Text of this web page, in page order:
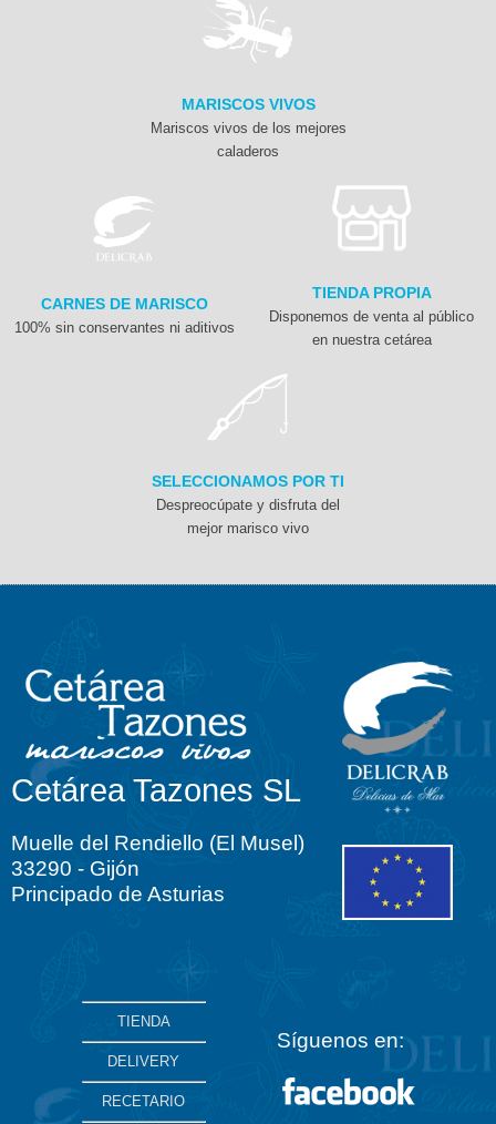
MARISCOS VIVOS
Mariscos vivos de los mejores
caladeros
CARNES DE MARISCO
100% sin conservantes ni aditivos
TIENDA PROPIA
Disponemos de venta al público
en nuestra cetárea
SELECCIONAMOS POR TI
Despreocúpate y disfruta del
mejor marisco vivo
Cetárea Tazones SL
Muelle del Rendiello (El Musel)
33290 - Gijón
Principado de Asturias
TIENDA
DELIVERY
RECETARIO
Síguenos en: